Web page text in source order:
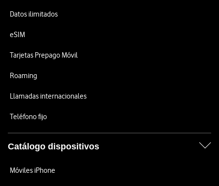
Datos ilimitados
eSIM
Tarjetas Prepago Móvil
Roaming
Llamadas internacionales
Teléfono fijo
Catálogo dispositivos
Móviles iPhone